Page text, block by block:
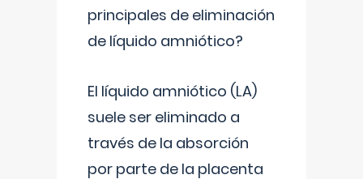
principales de eliminación
de líquido amniótico?
El líquido amniótico (LA)
suele ser eliminado a
través de la absorción
por parte de la placenta